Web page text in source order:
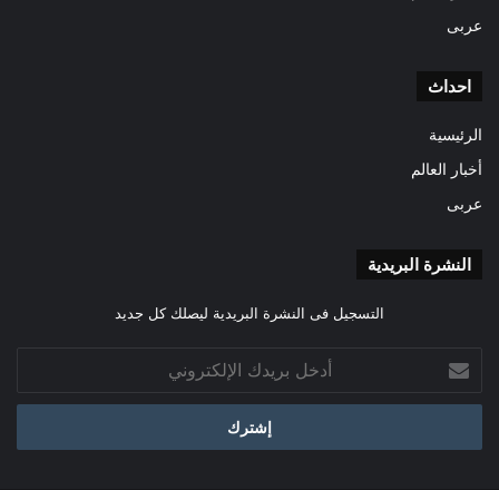
عربى
احداث
الرئيسية
أخبار العالم
عربى
النشرة البريدية
التسجيل فى النشرة البريدية ليصلك كل جديد
بريدك
الإلكتروني